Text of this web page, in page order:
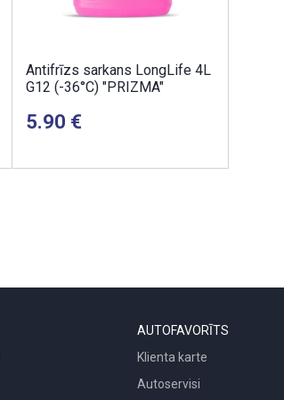
Antifrīzs sarkans LongLife 4L
G12 (-36°C) "PRIZMA"
5.90
AUTOFAVORĪTS
Klienta karte
Autoservisi